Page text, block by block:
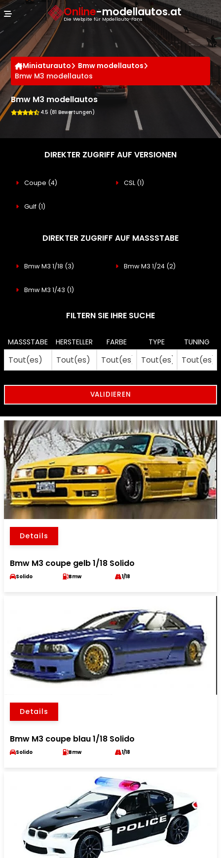
Online-modellautos.at
Die Website für Modellauto-Fans
Miniaturauto
Bmw modellautos
Bmw M3 modellautos
Bmw M3 modellautos
4.5 (81 Bewertungen)
DIREKTER ZUGRIFF AUF VERSIONEN
Coupe (4) CSL(1)
Gulf (1)
DIREKTER ZUGRIFF AUF MASSSTABE
Bmw M3 1/18 (3) Bmw M3 1/24 (2)
Bmw M3 1/43 (1)
FILTERN SIE IHRE SUCHE
MASSSTABE HERSTELLER FARBE TYPE TUNING
Details
Bmw M3 coupe gelb 1/18 Solido
Solido Bmw 1/18
Details
Bmw M3 coupe blau 1/18 Solido
Solido Bmw 1/18
Cookie-Einstellungen